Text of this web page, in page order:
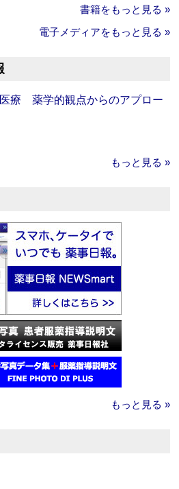
書籍をもっと見る »
電子メディアをもっと見る »
医療 薬学的観点からのアプロー
もっと見る »
もっと見る »